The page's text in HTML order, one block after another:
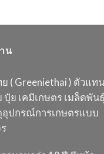
น
( Greeniethai ) ตัวแทน
ปุ๋ย เคมีเกษตร เมล็ดพันธุ์
อุปกรณ์การเกษตรแบบ